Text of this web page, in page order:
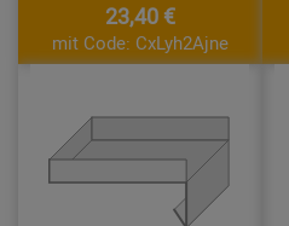
23,40 €
mit Code: CxLyh2Ajne